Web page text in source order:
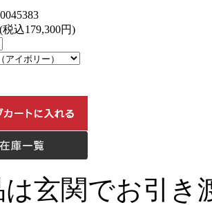
税込179,300円)
は玄関でお引き